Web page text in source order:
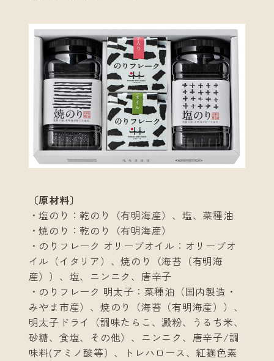
〔原材料〕
・塩のり：乾のり（有明海産）、塩、菜種油
・焼のり：乾のり（有明海産）
・のりフレーク オリーブオイル：オリーブオ
イル（イタリア）、焼のり（海苔（有明海
産））、塩、ニンニク、唐辛子
・のりフレーク 明太子：菜種油（国内製造・
みやま市産）、焼のり（海苔（有明海産））、
明太子ドライ（調味たらこ、澱粉、うるち米、
砂糖、食塩、その他）、ニンニク、唐辛子/調
味料(アミノ酸等）、トレハロース、紅麹色素